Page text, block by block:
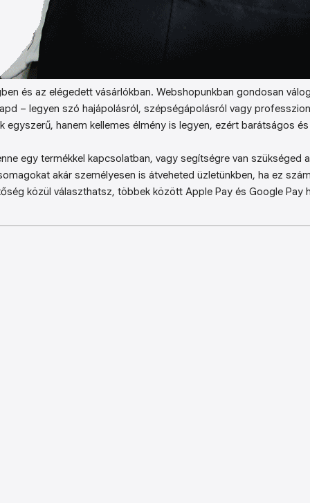
és az elégedett vásárlókban. Webshopunkban gondosan
– legyen szó hajápolásról, szépségápolásról vagy
egyszerű, hanem kellemes élmény is legyen, ezért barátságos
egy termékkel kapcsolatban, vagy segítségre van szükséged
akár személyesen is átveheted üzletünkben, ha ez
közül választhatsz, többek között Apple Pay és Google Pay